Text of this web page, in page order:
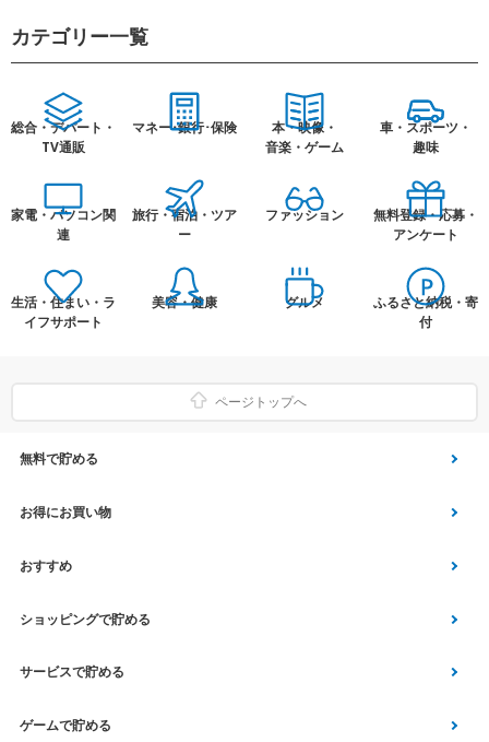
カテゴリー一覧
総合・デパート・
TV通販
マネー･銀行･保険
本・映像・
音楽・ゲーム
車・スポーツ・
趣味
家電・パソコン関
連
旅行・宿泊・ツア
ー
ファッション
無料登録・応募・
アンケート
生活・住まい・ラ
イフサポート
美容・健康 グルメ
ふるさと納税・寄
付
ページトップへ
無料で貯める
ゲーム
Vアンケート
アプリ利用
クイズ
スクラッチ
お得にお買い物
Yahoo!ショッピング
Vサンプル
エコなお買い物
Vモニター
おすすめ
Vくじ
チラシ
aruku&
ショッピングで貯める
Yahoo! JAPANサービス
総合・デパート・TV通販
サービスで貯める
マネー･銀行･保険
ゲームで貯める